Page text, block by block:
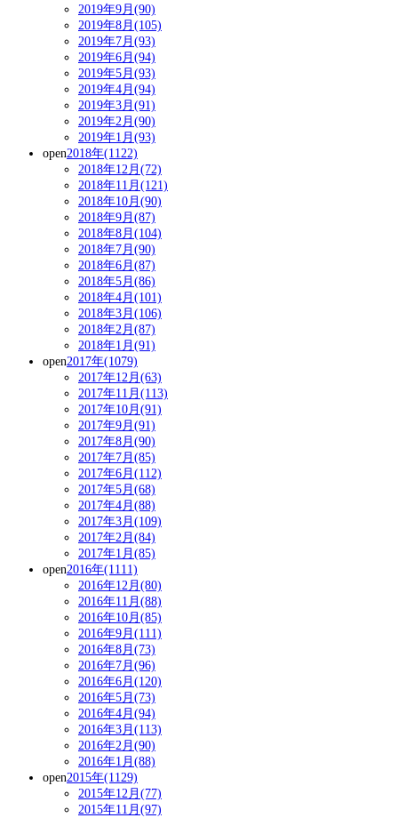
2019年9月(90)
2019年8月(105)
2019年7月(93)
2019年6月(94)
2019年5月(93)
2019年4月(94)
2019年3月(91)
2019年2月(90)
2019年1月(93)
open2018年(1122)
2018年12月(72)
2018年11月(121)
2018年10月(90)
2018年9月(87)
2018年8月(104)
2018年7月(90)
2018年6月(87)
2018年5月(86)
2018年4月(101)
2018年3月(106)
2018年2月(87)
2018年1月(91)
open2017年(1079)
2017年12月(63)
2017年11月(113)
2017年10月(91)
2017年9月(91)
2017年8月(90)
2017年7月(85)
2017年6月(112)
2017年5月(68)
2017年4月(88)
2017年3月(109)
2017年2月(84)
2017年1月(85)
open2016年(1111)
2016年12月(80)
2016年11月(88)
2016年10月(85)
2016年9月(111)
2016年8月(73)
2016年7月(96)
2016年6月(120)
2016年5月(73)
2016年4月(94)
2016年3月(113)
2016年2月(90)
2016年1月(88)
open2015年(1129)
2015年12月(77)
2015年11月(97)